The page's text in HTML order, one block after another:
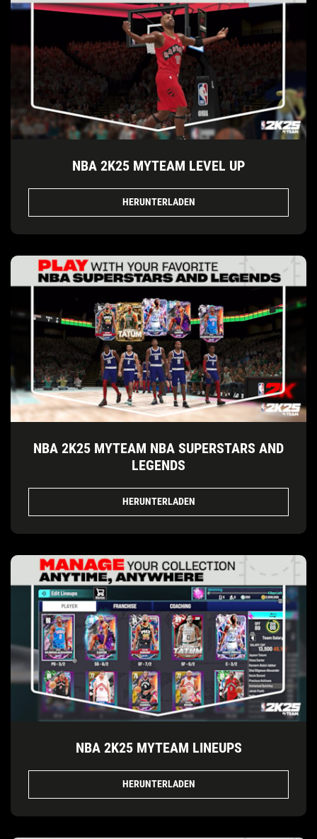
NBA 2K25 MYTEAM LEVEL UP
HERUNTERLADEN
NBA 2K25 MYTEAM NBA SUPERSTARS AND
LEGENDS
HERUNTERLADEN
NBA 2K25 MYTEAM LINEUPS
HERUNTERLADEN